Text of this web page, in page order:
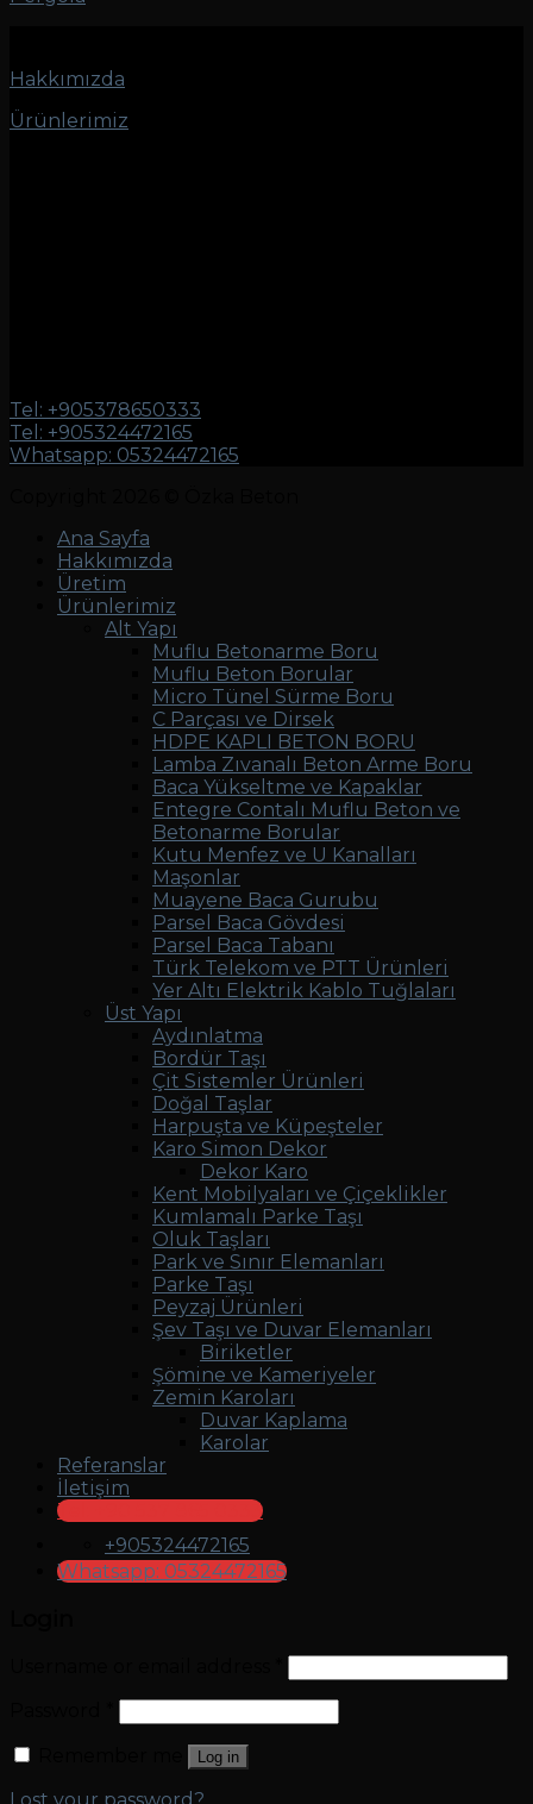
Hakkımızda
Ürünlerimiz
Tel: +905378650333
Tel: +905324472165
Whatsapp: 05324472165
Ana Sayfa
Hakkımızda
Üretim
Ürünlerimiz
Alt Yapı
Muflu Betonarme Boru
Muflu Beton Borular
Micro Tünel Sürme Boru
C Parçası ve Dirsek
HDPE KAPLI BETON BORU
Lamba Zıvanalı Beton Arme Boru
Baca Yükseltme ve Kapaklar
Entegre Contalı Muflu Beton ve
Betonarme Borular
Kutu Menfez ve U Kanalları
Maşonlar
Muayene Baca Gurubu
Parsel Baca Gövdesi
Parsel Baca Tabanı
Türk Telekom ve PTT Ürünleri
Yer Altı Elektrik Kablo Tuğlaları
Üst Yapı
Aydınlatma
Bordür Taşı
Çit Sistemler Ürünleri
Doğal Taşlar
Harpuşta ve Küpeşteler
Karo Simon Dekor
Dekor Karo
Kent Mobilyaları ve Çiçeklikler
Kumlamalı Parke Taşı
Oluk Taşları
Park ve Sınır Elemanları
Parke Taşı
Peyzaj Ürünleri
Şev Taşı ve Duvar Elemanları
Biriketler
Şömine ve Kameriyeler
Zemin Karoları
Duvar Kaplama
Karolar
Referanslar
İletişim
Tel: +90 537 865 0333
+905324472165
Whatsapp: 05324472165
Log in